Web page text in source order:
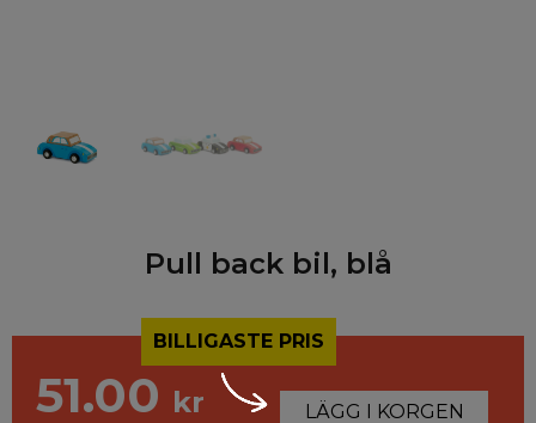
Pull back bil, blå
BILLIGASTE PRIS
51.00 kr LÄGG I KORGEN